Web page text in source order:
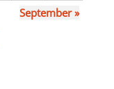
September»